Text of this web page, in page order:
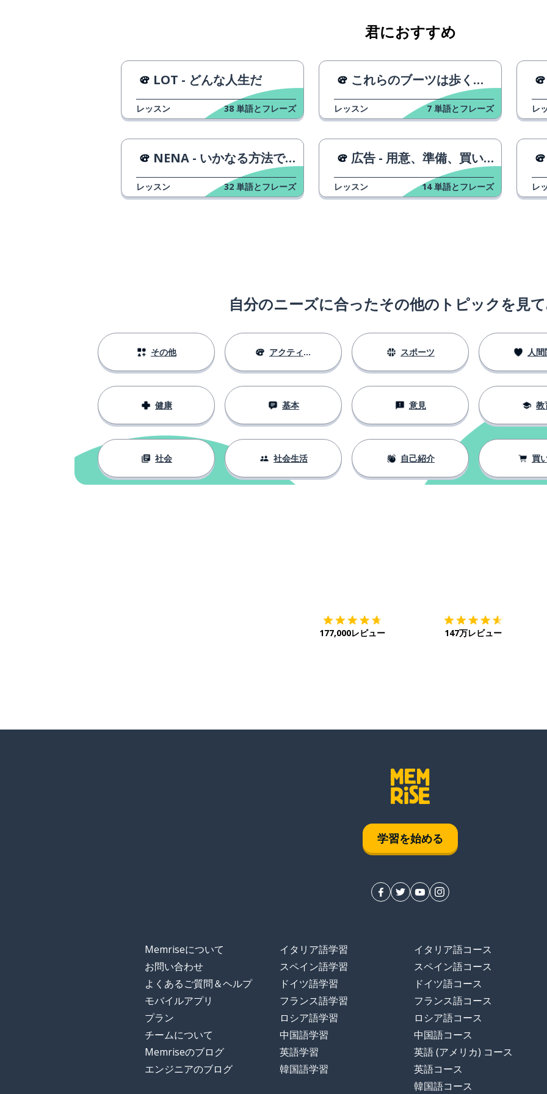
君におすすめ
LOT - どんな人生だ
レッスン 38 単語とフレーズ
これらのブーツは歩くために作られていません
レッスン 7 単語とフレーズ レ
NENA - いかなる方法でも · どこか · いつか
レッスン 32 単語とフレーズ
広告 - 用意、準備、買い物に行こう！
レッスン 14 単語とフレーズ レ
自分のニーズに合ったその他のトピックを見
その他 アクティビティ スポーツ 人
健康 基本 意見 教
社会 社会生活 自己紹介 買
177,000レビュー 147万レビュー
学習を始める
Memriseについて
お問い合わせ
よくあるご質問＆ヘルプ
モバイルアプリ
プラン
チームについて
Memriseのブログ
エンジニアのブログ
イタリア語学習
スペイン語学習
ドイツ語学習
フランス語学習
ロシア語学習
中国語学習
英語学習
韓国語学習
イタリア語コース
スペイン語コース
ドイツ語コース
フランス語コース
ロシア語コース
中国語コース
英語 (アメリカ) コース
英語コース
韓国語コース